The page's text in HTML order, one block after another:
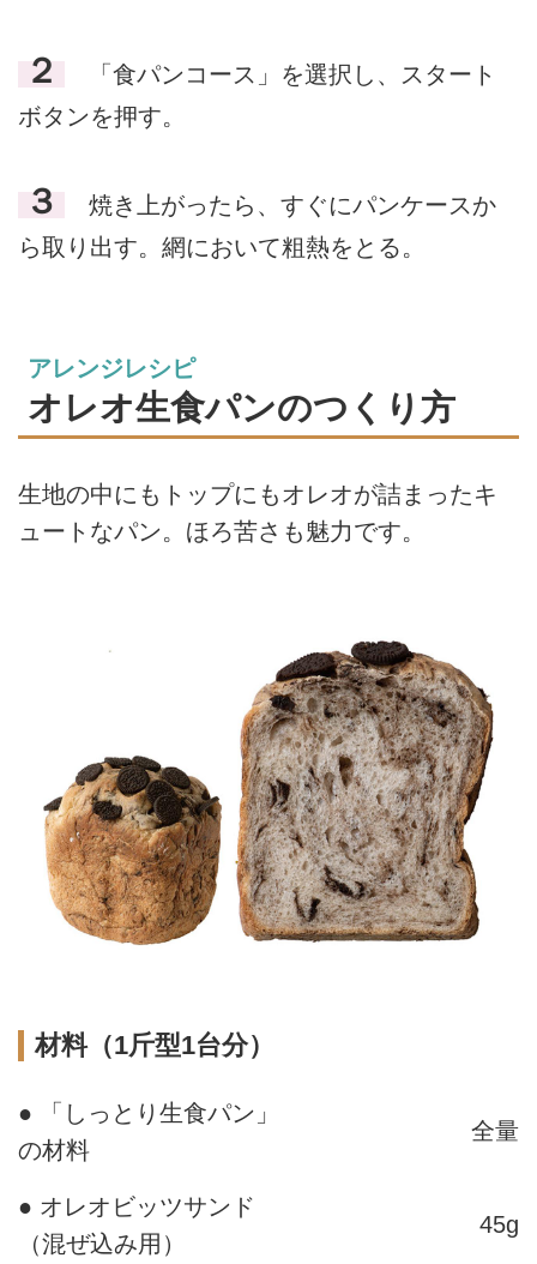
２
「食パンコース」を選択し、スタート
ボタンを押す。
３
焼き上がったら、すぐにパンケースか
ら取り出す。網において粗熱をとる。
アレンジレシピ
オレオ生食パンのつくり方
生地の中にもトップにもオレオが詰まったキ
ュートなパン。ほろ苦さも魅力です。
材料（1斤型1台分）
● 「しっとり生食パン」
の材料
全量
● オレオビッツサンド
（混ぜ込み用）
45g